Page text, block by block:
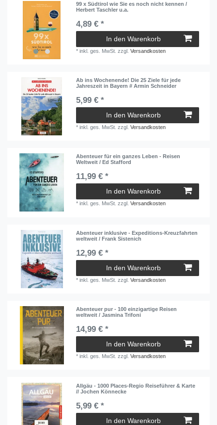
99 x Südtirol wie Sie es noch nicht kennen /
Herbert Taschler u.a.
4,89 € *
In den Warenkorb
*inkl. ges. MwSt. zzgl.Versandkosten
Ab ins Wochenende! Die 25 Ziele für jede
Jahreszeit in Bayern # Armin Schneider
5,99 € *
In den Warenkorb
*inkl. ges. MwSt. zzgl.Versandkosten
Abenteuer für ein ganzes Leben - Reisen
Weltweit / Ed Stafford
11,99 € *
In den Warenkorb
*inkl. ges. MwSt. zzgl.Versandkosten
Abenteuer inklusive - Expeditions-Kreuzfahrten
weltweit / Frank Sistenich
12,99 € *
In den Warenkorb
*inkl. ges. MwSt. zzgl.Versandkosten
Abenteuer pur - 100 einzigartige Reisen
weltweit / Jasmina Trifoni
14,99 € *
In den Warenkorb
*inkl. ges. MwSt. zzgl.Versandkosten
Allgäu - 1000 Places‐Regio Reiseführer & Karte
// Jochen Könnecke
5,99 € *
In den Warenkorb